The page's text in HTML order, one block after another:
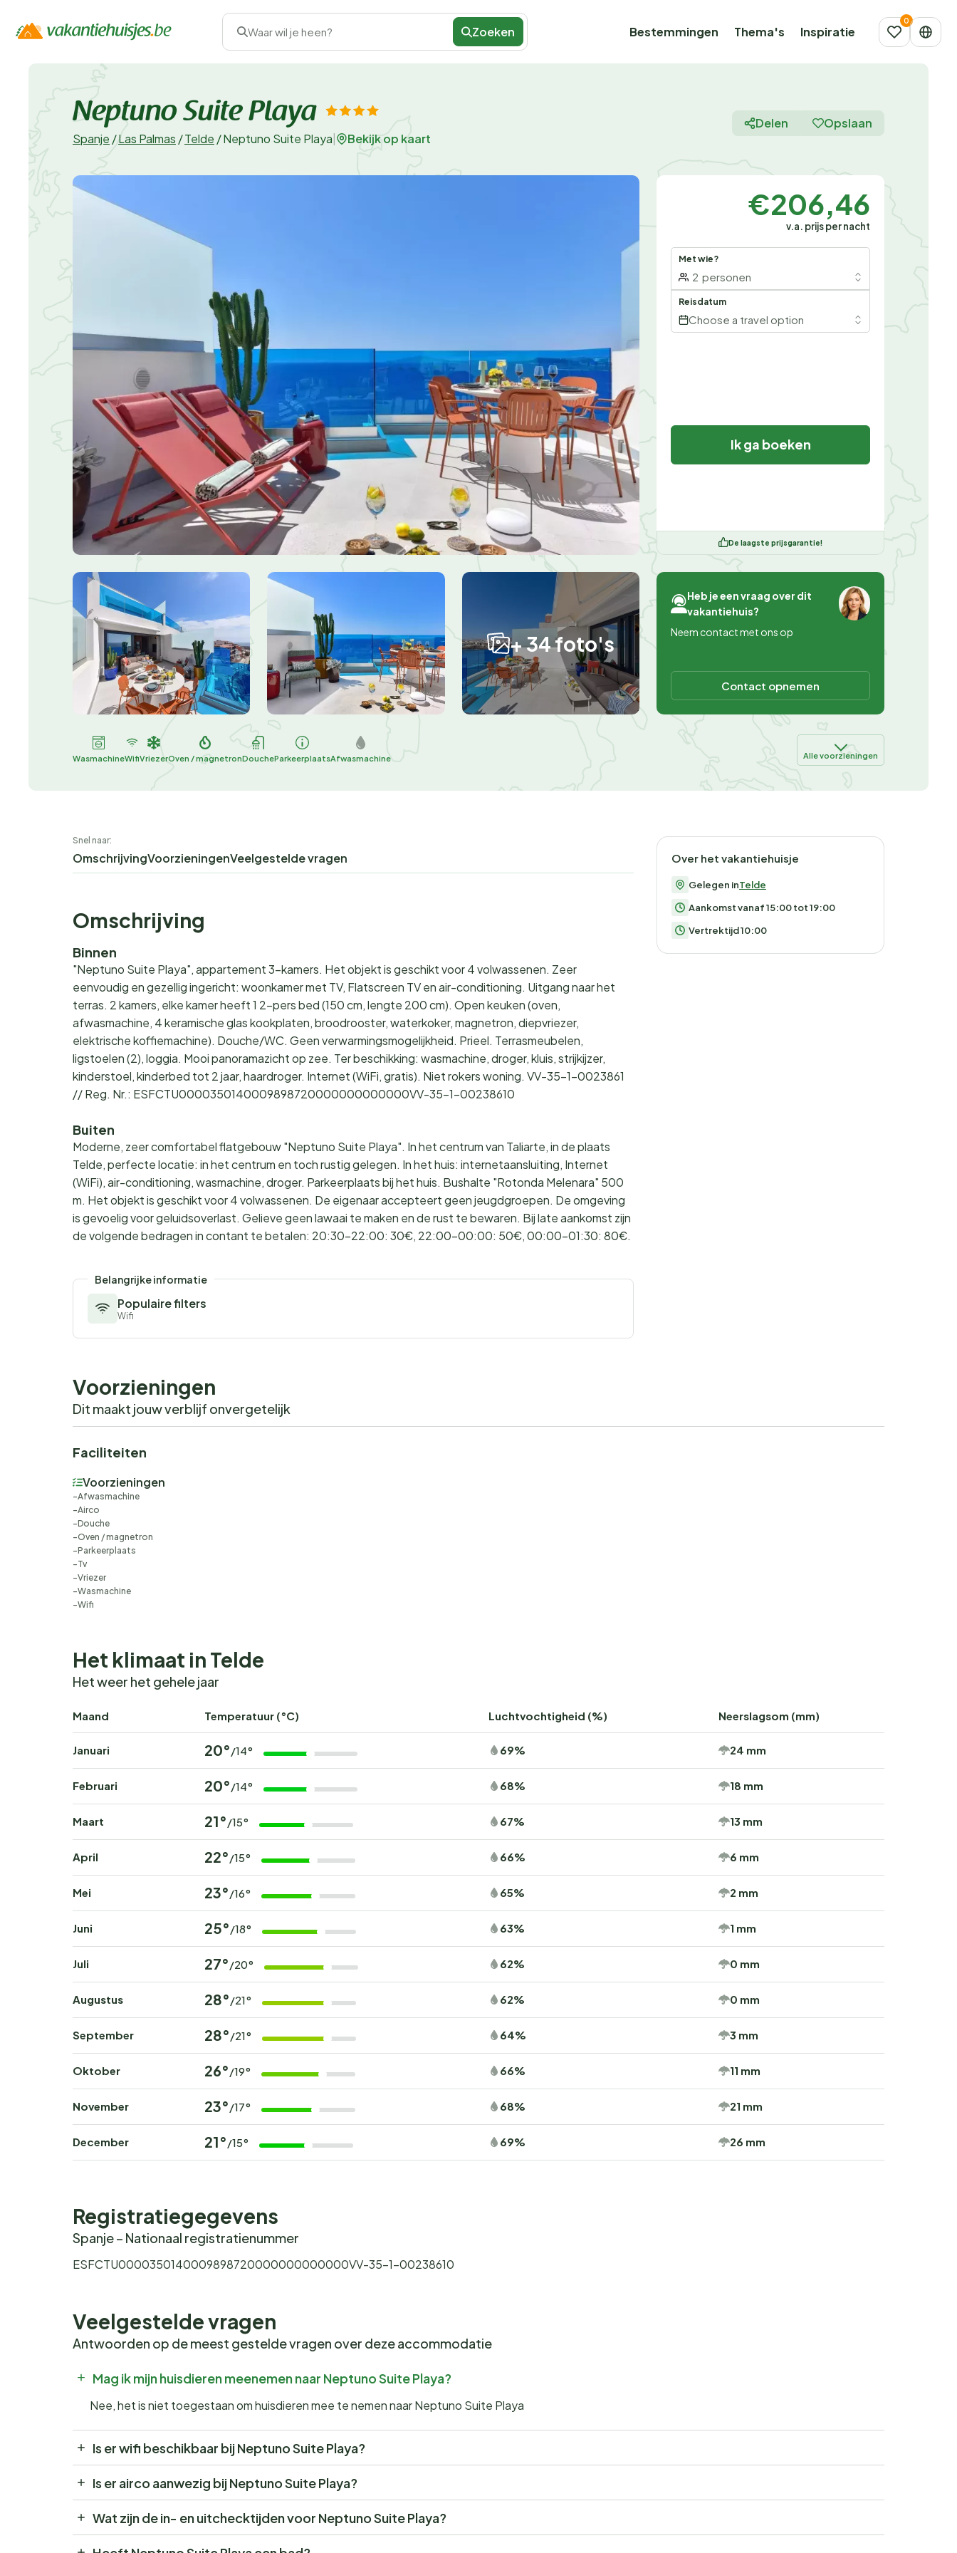
Waar wil je heen? Zoeken Bestemmingen Thema's Inspiratie
Neptuno Suite Playa
Spanje /Las Palmas /Telde /Neptuno Suite Playa Bekijk op kaart
Delen Opslaan
+ 34 foto's
€206,46
v.a. prijs per nacht
Met wie?
2 personen
Reisdatum
Choose a travel option
Ik ga boeken
De laagste prijsgarantie!
Heb je een vraag over dit
vakantiehuis?
Neem contact met ons op
Contact opnemen
WasmachineWifiVriezerOven / magnetronDoucheParkeerplaatsAfwasmachine Alle voorzieningen
Snel naar:
OmschrijvingVoorzieningenVeelgestelde vragen
Omschrijving
Binnen
"Neptuno Suite Playa", appartement 3-kamers. Het objekt is geschikt voor 4 volwassenen. Zeer
eenvoudig en gezellig ingericht: woonkamer met TV, Flatscreen TV en air-conditioning. Uitgang naar het
terras. 2 kamers, elke kamer heeft 1 2-pers bed (150 cm, lengte 200 cm). Open keuken (oven,
afwasmachine, 4 keramische glas kookplaten, broodrooster, waterkoker, magnetron, diepvriezer,
elektrische koffiemachine). Douche/WC. Geen verwarmingsmogelijkheid. Prieel. Terrasmeubelen,
ligstoelen (2), loggia. Mooi panoramazicht op zee. Ter beschikking: wasmachine, droger, kluis, strijkijzer,
kinderstoel, kinderbed tot 2 jaar, haardroger. Internet (WiFi, gratis). Niet rokers woning. VV-35-1-0023861
// Reg. Nr.: ESFCTU0000350140009898720000000000000VV-35-1-00238610
Buiten
Moderne, zeer comfortabel flatgebouw "Neptuno Suite Playa". In het centrum van Taliarte, in de plaats
Telde, perfecte locatie: in het centrum en toch rustig gelegen. In het huis: internetaansluiting, Internet
(WiFi), air-conditioning, wasmachine, droger. Parkeerplaats bij het huis. Bushalte "Rotonda Melenara" 500
m. Het objekt is geschikt voor 4 volwassenen. De eigenaar accepteert geen jeugdgroepen. De omgeving
is gevoelig voor geluidsoverlast. Gelieve geen lawaai te maken en de rust te bewaren. Bij late aankomst zijn
de volgende bedragen in contant te betalen: 20:30-22:00: 30€, 22:00-00:00: 50€, 00:00-01:30: 80€.
Belangrijke informatie
Populaire filters
Wifi
Over het vakantiehuisje
Gelegen inTelde
Aankomst vanaf 15:00 tot 19:00
Vertrektijd 10:00
Voorzieningen
Dit maakt jouw verblijf onvergetelijk
Faciliteiten
Voorzieningen
Afwasmachine
Airco
Douche
Oven / magnetron
Parkeerplaats
Tv
Vriezer
Wasmachine
Wifi
Het klimaat in Telde
Het weer het gehele jaar
Maand Temperatuur (°C) Luchtvochtigheid (%) Neerslagsom (mm)
Januari 20° /14° 69% 24 mm
Februari 20° /14° 68% 18 mm
Maart 21° /15° 67% 13 mm
April 22° /15° 66% 6 mm
Mei 23° /16° 65% 2 mm
Juni 25° /18° 63% 1 mm
Juli 27° /20° 62% 0 mm
Augustus 28° /21° 62% 0 mm
September 28° /21° 64% 3 mm
Oktober 26° /19° 66% 11 mm
November 23° /17° 68% 21 mm
December 21° /15° 69% 26 mm
Registratiegegevens
Spanje – Nationaal registratienummer
ESFCTU0000350140009898720000000000000VV-35-1-00238610
Veelgestelde vragen
Antwoorden op de meest gestelde vragen over deze accommodatie
Mag ik mijn huisdieren meenemen naar Neptuno Suite Playa?
Nee, het is niet toegestaan om huisdieren mee te nemen naar Neptuno Suite Playa
Is er wifi beschikbaar bij Neptuno Suite Playa?
Is er airco aanwezig bij Neptuno Suite Playa?
Wat zijn de in- en uitchecktijden voor Neptuno Suite Playa?